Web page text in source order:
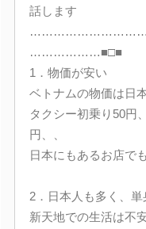
話します
………………■□■
1．物価が安い
ベトナムの物価は日
タクシー初乗り50円
円、、
日本にもあるお店で
2．日本人も多く、
新天地での生活は不